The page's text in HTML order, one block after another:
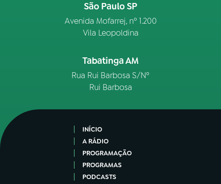
São Paulo SP
Avenida Mofarrej, nº 1.200
Vila Leopoldina
Tabatinga AM
Rua Rui Barbosa S/Nº
Rui Barbosa
INÍCIO
A RÁDIO
PROGRAMAÇÃO
PROGRAMAS
PODCASTS